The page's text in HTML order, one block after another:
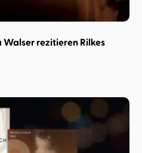
Walser rezitieren Rilkes